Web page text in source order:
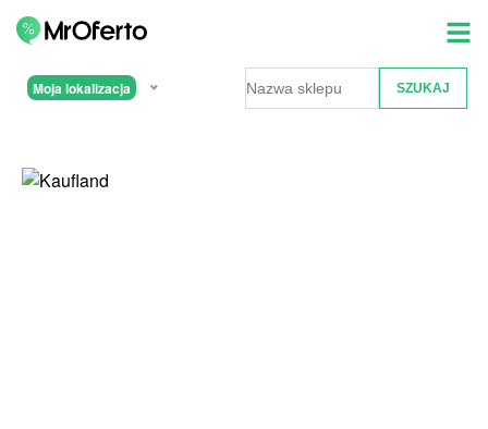
Moja lokalizacja